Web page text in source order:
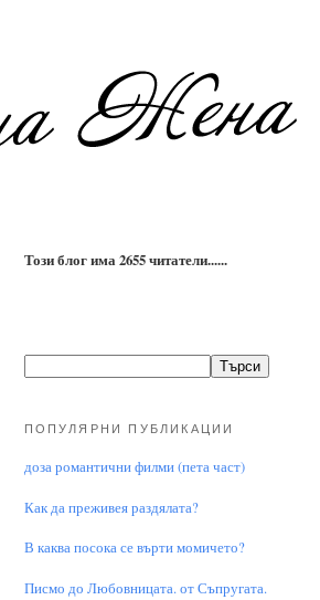
Този блог има 2655 читатели......
ПОПУЛЯРНИ ПУБЛИКАЦИИ
доза романтични филми (пета част)
Как да преживея раздялата?
В каква посока се върти момичето?
Писмо до Любовницата. от Съпругата.